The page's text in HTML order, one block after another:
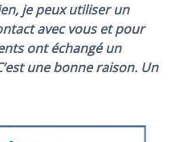
je peux utiliser un
avec vous et pour
ont échangé un
une bonne raison. Un